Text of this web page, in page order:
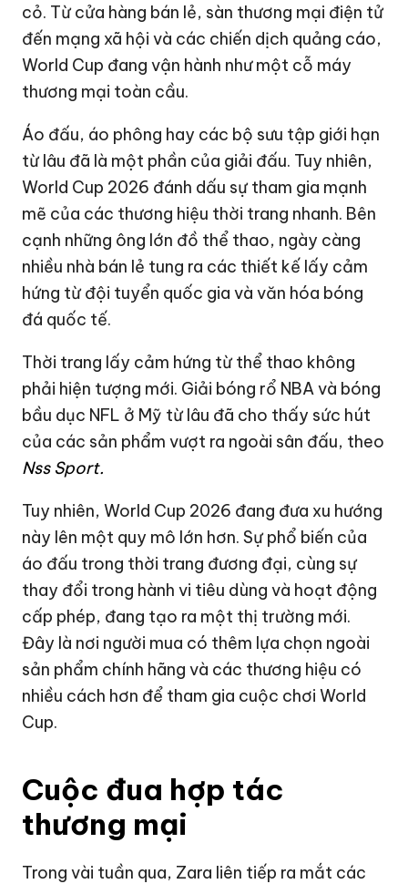
cỏ. Từ cửa hàng bán lẻ, sàn thương mại điện tử
đến mạng xã hội và các chiến dịch quảng cáo,
World Cup đang vận hành như một cỗ máy
thương mại toàn cầu.
Áo đấu, áo phông hay các bộ sưu tập giới hạn
từ lâu đã là một phần của giải đấu. Tuy nhiên,
World Cup 2026 đánh dấu sự tham gia mạnh
mẽ của các thương hiệu thời trang nhanh. Bên
cạnh những ông lớn đồ thể thao, ngày càng
nhiều nhà bán lẻ tung ra các thiết kế lấy cảm
hứng từ đội tuyển quốc gia và văn hóa bóng
đá quốc tế.
Thời trang lấy cảm hứng từ thể thao không
phải hiện tượng mới. Giải bóng rổ NBA và bóng
bầu dục NFL ở Mỹ từ lâu đã cho thấy sức hút
của các sản phẩm vượt ra ngoài sân đấu, theo
Nss Sport.
Tuy nhiên, World Cup 2026 đang đưa xu hướng
này lên một quy mô lớn hơn. Sự phổ biến của
áo đấu trong thời trang đương đại, cùng sự
thay đổi trong hành vi tiêu dùng và hoạt động
cấp phép, đang tạo ra một thị trường mới.
Đây là nơi người mua có thêm lựa chọn ngoài
sản phẩm chính hãng và các thương hiệu có
nhiều cách hơn để tham gia cuộc chơi World
Cup.
Cuộc đua hợp tác
thương mại
Trong vài tuần qua, Zara liên tiếp ra mắt các